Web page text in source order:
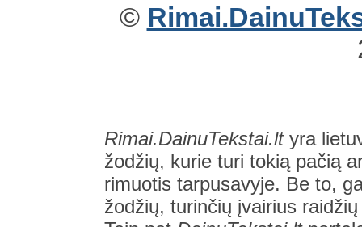
©
Rimai.DainuTekstai.ltyra
žodžių, kurie turi tokią pačią
rimuotis tarpusavyje. Be to,
žodžių, turinčių įvairius